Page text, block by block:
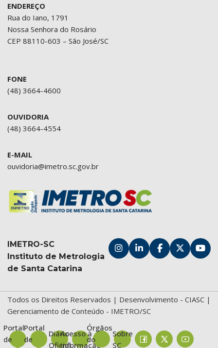
ENDEREÇO
Rua do Iano, 1791
Nossa Senhora do Rosário
CEP 88110-603 – São José/SC
FONE
(48) 3664-4600
OUVIDORIA
(48) 3664-4554
E-MAIL
ouvidoria@imetro.sc.gov.br
IMETRO-SC
Instituto de Metrologia
de Santa Catarina
Todos os Direitos Reservados | Desenvolvimento - CIASC |
Gerenciamento de Conteúdo - IMETRO/SC
Portal
de
Portal
de
Diário
Oficial
Acesso à
Informação
Órgãos
do
Sobre
SC